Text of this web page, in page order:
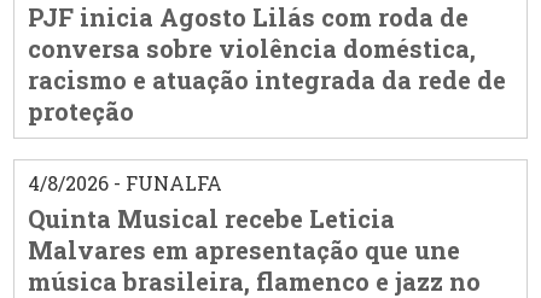
PJF inicia Agosto Lilás com roda de
conversa sobre violência doméstica,
racismo e atuação integrada da rede de
proteção
4/8/2026 - FUNALFA
Quinta Musical recebe Leticia
Malvares em apresentação que une
música brasileira, flamenco e jazz no